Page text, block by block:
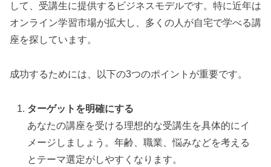
して、受講生に提供するビジネスモデルです。特に近年は
オンライン学習市場が拡大し、多くの人が自宅で学べる講
座を探しています。
成功するためには、以下の3つのポイントが重要です。
ターゲットを明確にする
あなたの講座を受ける理想的な受講生を具体的にイ
メージしましょう。年齢、職業、悩みなどを考える
とテーマ選定がしやすくなります。